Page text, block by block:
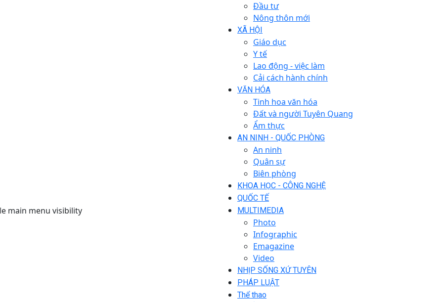
main menu visibility
Đầu tư
Nông thôn mới
XÃ HỘI
Giáo dục
Y tế
Lao động - việc làm
Cải cách hành chính
VĂN HÓA
Tinh hoa văn hóa
Đất và người Tuyên Quang
Ẩm thực
AN NINH - QUỐC PHÒNG
An ninh
Quân sự
Biên phòng
KHOA HỌC - CÔNG NGHỆ
QUỐC TẾ
MULTIMEDIA
Photo
Infographic
Emagazine
Video
NHỊP SỐNG XỨ TUYÊN
PHÁP LUẬT
Thể thao